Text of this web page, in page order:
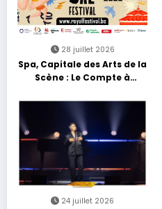
28 juillet 2026
Spa, Capitale des Arts de la
Scène : Le Compte à
24 juillet 2026